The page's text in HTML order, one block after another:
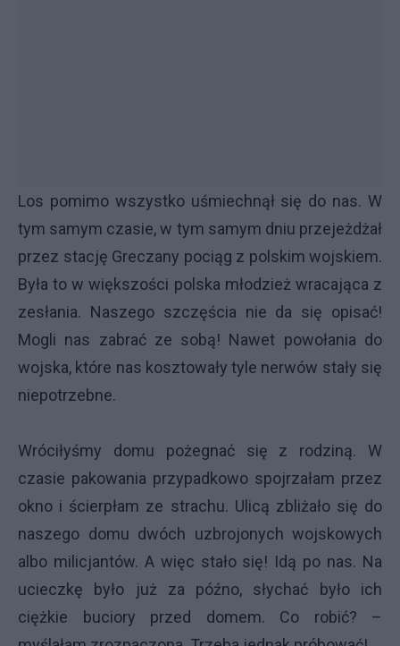
Los pomimo wszystko uśmiechnął się do nas. W
tym samym czasie, w tym samym dniu przejeżdżał
przez stację Greczany pociąg z polskim wojskiem.
Była to w większości polska młodzież wracająca z
zesłania. Naszego szczęścia nie da się opisać!
Mogli nas zabrać ze sobą! Nawet powołania do
wojska, które nas kosztowały tyle nerwów stały się
niepotrzebne.
Wróciłyśmy domu pożegnać się z rodziną. W
czasie pakowania przypadkowo spojrzałam przez
okno i ścierpłam ze strachu. Ulicą zbliżało się do
naszego domu dwóch uzbrojonych wojskowych
albo milicjantów. A więc stało się! Idą po nas. Na
ucieczkę było już za późno, słychać było ich
ciężkie buciory przed domem. Co robić? –